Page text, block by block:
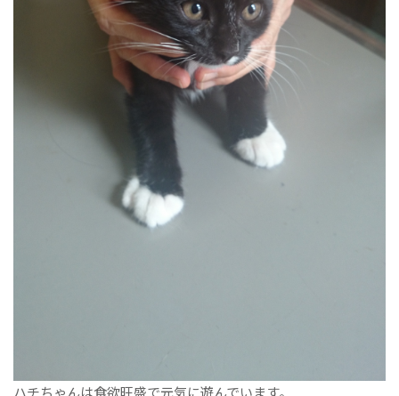
ハチちゃんは食欲旺盛で元気に遊んでいます。